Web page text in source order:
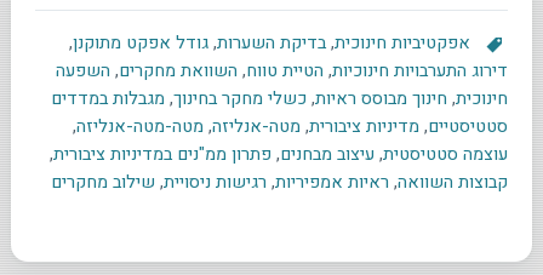
אפקטיביות חינוכית,בדיקת השערות,גודל אפקט מתוקנן,
דירוג התערבויות חינוכיות, הטיית טווח, השוואת מחקרים, השפעה
חינוכית, חינוך מבוסס ראיות, כשלי מחקר בחינוך, מגבלות במדדים
סטטיסטיים, מדיניות ציבורית, מטה-אנליזה, מטה-מטה-אנליזה,
עוצמה סטטיסטית, עיצוב מבחנים, פתרון ממ"נים במדיניות ציבורית,
קבוצות השוואה, ראיות אמפיריות, רגישות ניסויית, שילוב מחקרים